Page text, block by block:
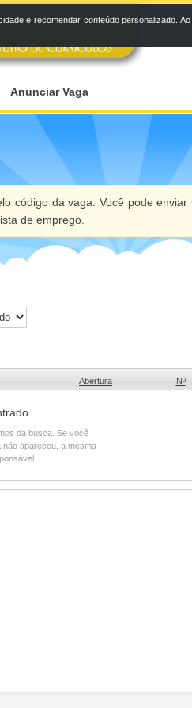
Anunciar Vaga
código da vaga. Você pode
de emprego.
Abertura Nº
da busca. Se você
apareceu, a mesma
e recomendar conteúdo personalizado.